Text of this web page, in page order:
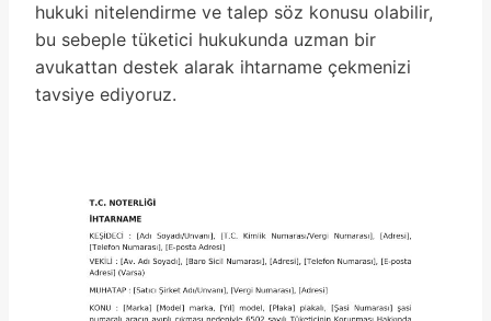
hukuki nitelendirme ve talep söz konusu olabilir,
bu sebeple tüketici hukukunda uzman bir
avukattan destek alarak ihtarname çekmenizi
tavsiye ediyoruz.